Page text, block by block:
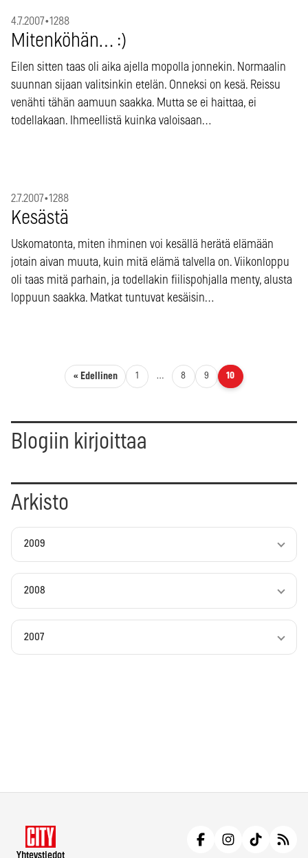
4.7.2007•1288
Mitenköhän… :)
Eilen sitten taas oli aika ajella mopolla jonnekin. Normaalin
suunnan sijaan valitsinkin etelän. Onneksi on kesä. Reissu
venähti tähän aamuun saakka. Mutta se ei haittaa, ei
todellakaan. Ihmeellistä kuinka valoisaan…
2.7.2007•1288
Kesästä
Uskomatonta, miten ihminen voi kesällä herätä elämään
jotain aivan muuta, kuin mitä elämä talvella on. Viikonloppu
oli taas mitä parhain, ja todellakin fiilispohjalla menty, alusta
loppuun saakka. Matkat tuntuvat kesäisin…
Artikkelien sivutus
« Edellinen 1 … 8 9 10
Blogiin kirjoittaa
Arkisto
2009
2008
2007
Yhteystiedot